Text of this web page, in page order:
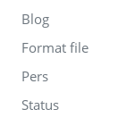
Blog
Format file
Pers
Status